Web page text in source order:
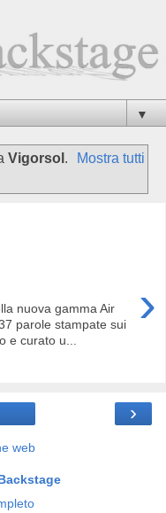
▼
Vigorsol .
Mostra tutti
›
nuova gamma Air
parole stampate sui
e curato u...
›
web